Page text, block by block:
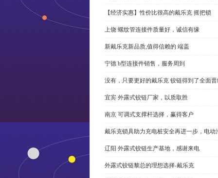
【经济实惠】性价比很高的戴乐克 摇把锁
上饶 螺纹管连接件质量好，诚信有缘
新戴乐克新品质,值得信赖的 端盖
宁德 b型连接件销售，服务周到
没有，只要更好的戴乐克 铰链得到了全面
宜宾 外露式铰链厂家，以质取胜
南京 可调式支撑杆选择，赢得客户
戴乐克锁具助力充电桩安全再进一步，电动
辽阳 外露式铰链生产基地，感谢来电
外露式铰链黎总的理想选择-戴乐克